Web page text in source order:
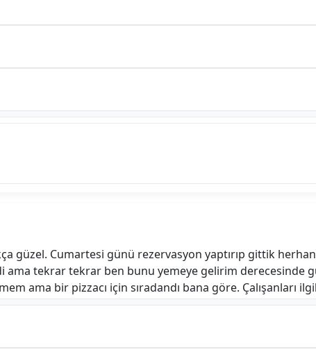
güzel. Cumartesi günü rezervasyon yaptırıp gittik
ama tekrar tekrar ben bunu yemeye gelirim derecesinde
ama bir pizzacı için sıradandı bana göre. Çalışanları